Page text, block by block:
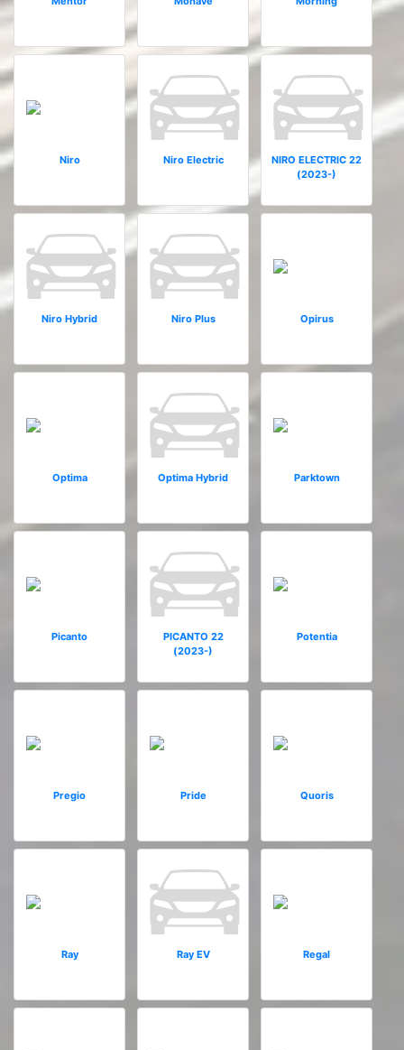
Niro Niro Electric
NIRO ELECTRIC 22
(2023-)
Niro Hybrid Niro Plus Opirus
Optima Optima Hybrid Parktown
Picanto
PICANTO 22
(2023-)
Potentia
Pregio Pride Quoris
Ray Ray EV Regal